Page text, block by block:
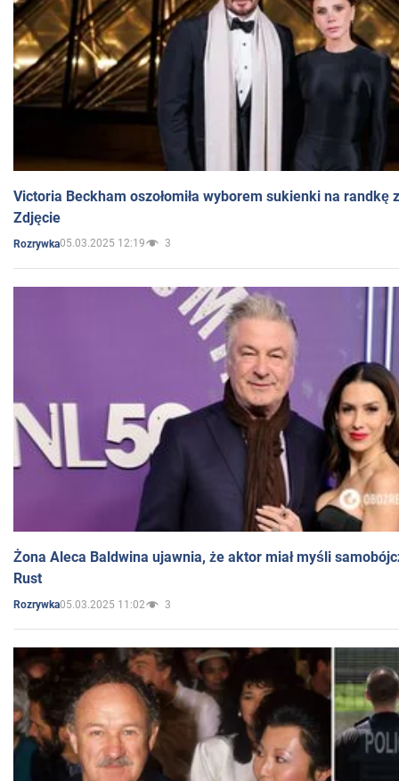
Victoria Beckham oszołomiła wyborem sukienki na randkę
Zdjęcie
Rozrywka05.03.2025 12:19 3
Żona Aleca Baldwina ujawnia, że aktor miał myśli
Rust
Rozrywka05.03.2025 11:02 3